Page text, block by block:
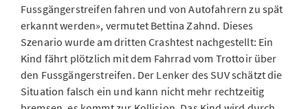
Fussgängerstreifen fahren und von Autofahrern zu spät
erkannt werden», vermutet Bettina Zahnd. Dieses
Szenario wurde am dritten Crashtest nachgestellt: Ein
Kind fährt plötzlich mit dem Fahrrad vom Trottoir über
den Fussgängerstreifen. Der Lenker des SUV schätzt die
Situation falsch ein und kann nicht mehr rechtzeitig